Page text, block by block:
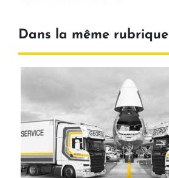
Dans la même rubrique